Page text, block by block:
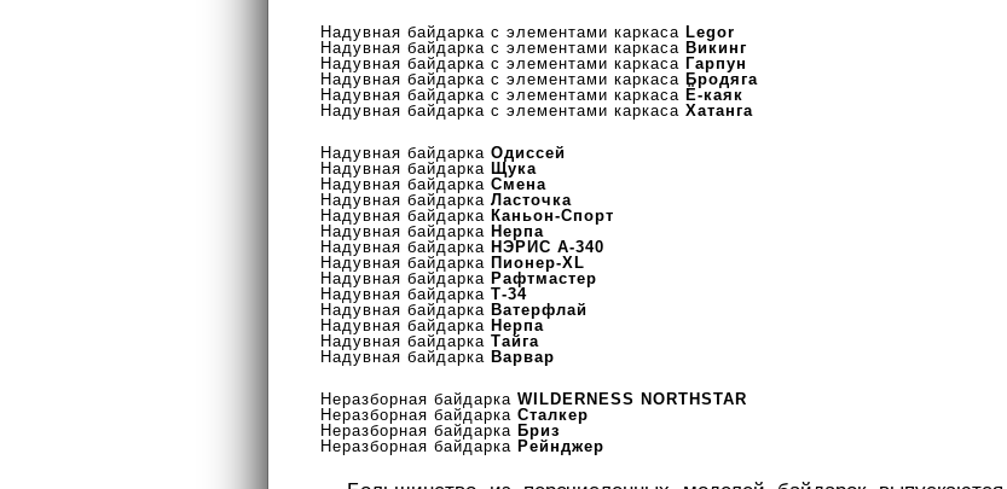
Надувная байдарка с элементами каркаса Legor
Надувная байдарка с элементами каркаса Викинг
Надувная байдарка с элементами каркаса Гарпун
Надувная байдарка с элементами каркаса Бродяга
Надувная байдарка с элементами каркаса Ё-каяк
Надувная байдарка с элементами каркаса Хатанга
Надувная байдарка Одиссей
Надувная байдарка Щука
Надувная байдарка Смена
Надувная байдарка Ласточка
Надувная байдарка Каньон-Спорт
Надувная байдарка Нерпа
Надувная байдарка НЭРИС А-340
Надувная байдарка Пионер-XL
Надувная байдарка Рафтмастер
Надувная байдарка Т-34
Надувная байдарка Ватерфлай
Надувная байдарка Нерпа
Надувная байдарка Тайга
Надувная байдарка Варвар
Неразборная байдарка WILDERNESS NORTHSTAR
Неразборная байдарка Сталкер
Неразборная байдарка Бриз
Неразборная байдарка Рейнджер